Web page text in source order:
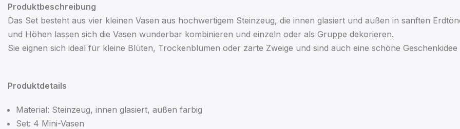
Produktbeschreibung
Das Set besteht aus vier kleinen Vasen aus hochwertigem Steinzeug, die innen glasiert und außen in sanften
und Höhen lassen sich die Vasen wunderbar kombinieren und einzeln oder als Gruppe dekorieren.
Sie eignen sich ideal für kleine Blüten, Trockenblumen oder zarte Zweige und sind auch eine schöne
Produktdetails
Material: Steinzeug, innen glasiert, außen farbig
Set: 4 Mini-Vasen